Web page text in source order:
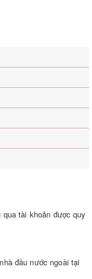
tài khoản được quy
đầu nước ngoài tại